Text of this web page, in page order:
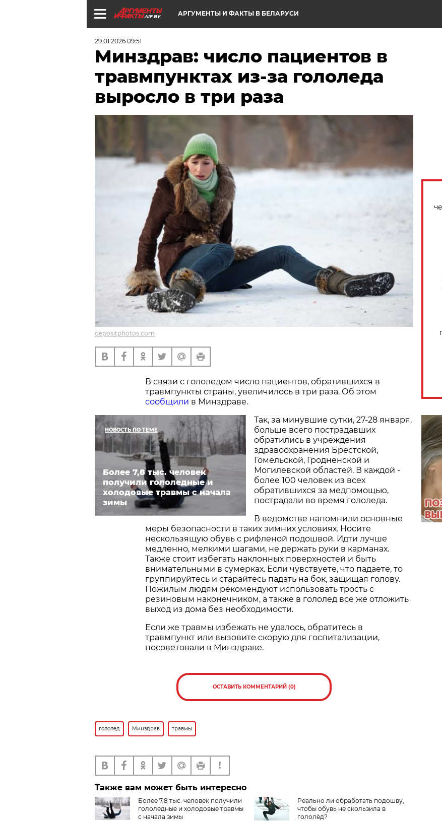
AIF.BY АРГУМЕНТЫ И ФАКТЫ В БЕЛАРУСИ
29.01.2026 09:51
Минздрав: число пациентов в
травмпунктах из-за гололеда
выросло в три раза
depositphotos.com
В связи с гололедом число пациентов, обратившихся в
травмпункты страны, увеличилось в три раза. Об этом
сообщили в Минздраве.
НОВОСТЬ ПО ТЕМЕ
Более 7,8 тыс. человек
получили гололедные и
холодовые травмы с начала
зимы
Так, за минувшие сутки, 27-28 января,
больше всего пострадавших
обратились в учреждения
здравоохранения Брестской,
Гомельской, Гродненской и
Могилевской областей. В каждой -
более 100 человек из всех
обратившихся за медпомощью,
пострадали во время гололеда.
В ведомстве напомнили основные
меры безопасности в таких зимних условиях. Носите
нескользящую обувь с рифленой подошвой. Идти лучше
медленно, мелкими шагами, не держать руки в карманах.
Также стоит избегать наклонных поверхностей и быть
внимательными в сумерках. Если чувствуете, что падаете, то
группируйтесь и старайтесь падать на бок, защищая голову.
Пожилым людям рекомендуют использовать трость с
резиновым наконечником, а также в гололед все же отложить
выход из дома без необходимости.
Если же травмы избежать не удалось, обратитесь в
травмпункт или вызовите скорую для госпитализации,
посоветовали в Минздраве.
ОСТАВИТЬ КОММЕНТАРИЙ (0)
гололед Минздрав травмы
Также вам может быть интересно
Более 7,8 тыс. человек получили
гололедные и холодовые травмы
с начала зимы
Реально ли обработать подошву,
чтобы обувь не скользила в
гололёд?